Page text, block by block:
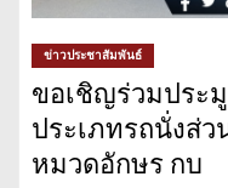
ข่าวประชาสัมพันธ์
ขอเชิญร่วมประ
ประเภทรถนั่งส่
หมวดอักษร กบ